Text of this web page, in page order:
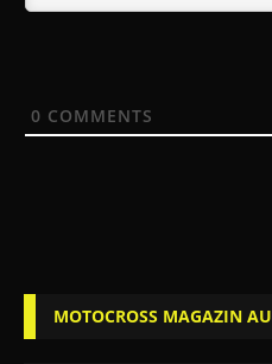
0 COMMENTS
MOTOCROSS MAGAZIN